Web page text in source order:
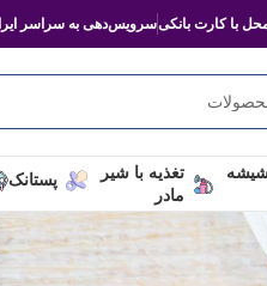
با کارت بانکیسرویس‌دهی به سراسر
شیشه
تغذیه با شیر
مادر
پستانک